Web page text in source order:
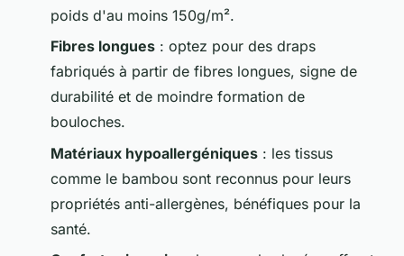
poids d'au moins 150g/m².
Fibres longues : optez pour des draps
fabriqués à partir de fibres longues, signe de
durabilité et de moindre formation de
bouloches.
Matériaux hypoallergéniques : les tissus
comme le bambou sont reconnus pour leurs
propriétés anti-allergènes, bénéfiques pour la
santé.